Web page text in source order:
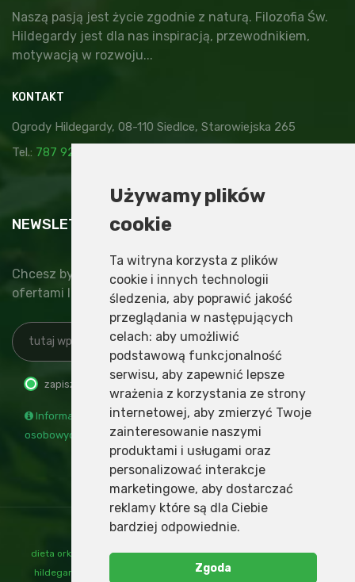
Używamy plików
cookie
Ta witryna korzysta z plików
cookie i innych technologii
śledzenia, aby poprawić jakość
przeglądania w następujących
celach: aby umożliwić
podstawową funkcjonalność
serwisu, aby zapewnić lepsze
wrażenia z korzystania ze strony
internetowej, aby zmierzyć Twoje
zainteresowanie naszymi
produktami i usługami oraz
personalizować interakcje
marketingowe, aby dostarczać
reklamy które są dla Ciebie
bardziej odpowiednie.
Zgoda
Naszą pasją jest życie zgodnie z naturą. Filozofia Św.
Hildegardy jest dla nas inspiracją, przewodnikiem,
motywacją w rozwoju...
KONTAKT
Ogrody Hildegardy, 08-110 Siedlce, Starowiejska 265
Tel.: 787 929 878
NEWSLETTER
Chcesz być na bieżąco z nowinkami, specjalnymi
ofertami lub najnowszymi wydarzeniami?
zapisz
Informacja o administratorze i przetwarzaniu danych
osobowych
dieta orkiszowa mąka orkiszowa,nalewki św hildegardy,ogrody
hildegardy
produkty orkiszowe,przepisy św hildegardy